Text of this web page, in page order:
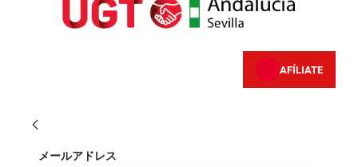
AFÍLIATE
ログイン
メールアドレス